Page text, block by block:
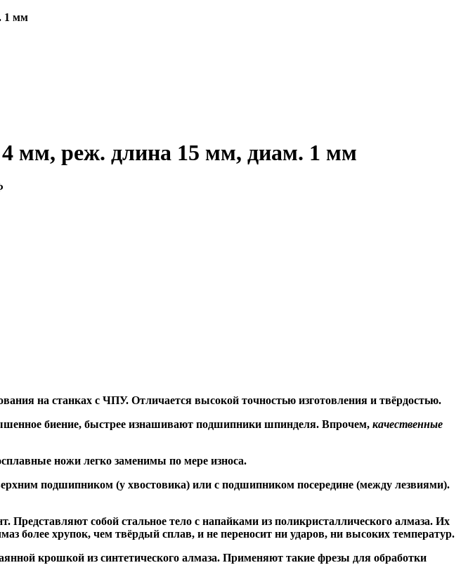
1 мм
4 мм, реж. длина 15 мм, диам. 1 мм
на станках с ЧПУ. Отличается высокой точностью изготовления и твёрдостью.
биение, быстрее изнашивают подшипники шпинделя. Впрочем, качественные
ножи легко заменимы по мере износа.
подшипником (у хвостовика) или с подшипником посередине (между лезвиями).
собой стальное тело с напайками из поликристаллического алмаза. Их
хрупок, чем твёрдый сплав, и не переносит ни ударов, ни высоких температур.
крошкой из синтетического алмаза. Применяют такие фрезы для обработки